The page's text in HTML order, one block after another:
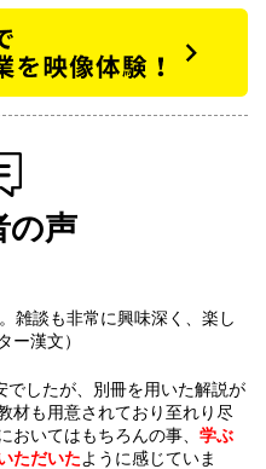
の声
雑談も非常に興味深く、楽し
ー漢文）
でしたが、別冊を用いた解説が
材も用意されており至れり尽
おいてはもちろんの事、 学ぶ
ただいたように感じていま